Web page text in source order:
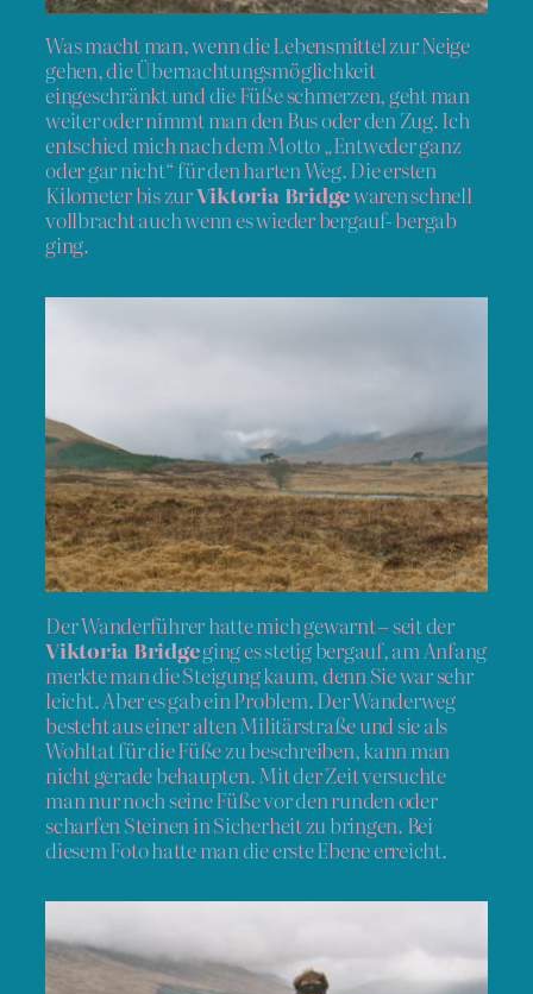
Was macht man, wenn die Lebensmittel zur Neige
gehen, die Übernachtungsmöglichkeit
eingeschränkt und die Füße schmerzen, geht man
weiter oder nimmt man den Bus oder den Zug. Ich
entschied mich nach dem Motto „Entweder ganz
oder gar nicht“ für den harten Weg. Die ersten
Kilometer bis zurViktoria Bridgewaren schnell
vollbracht auch wenn es wieder bergauf- bergab
ging.
Der Wanderführer hatte mich gewarnt – seit der
Viktoria Bridgeging es stetig bergauf, am Anfang
merkte man die Steigung kaum, denn Sie war sehr
leicht. Aber es gab ein Problem. Der Wanderweg
besteht aus einer alten Militärstraße und sie als
Wohltat für die Füße zu beschreiben, kann man
nicht gerade behaupten. Mit der Zeit versuchte
man nur noch seine Füße vor den runden oder
scharfen Steinen in Sicherheit zu bringen. Bei
diesem Foto hatte man die erste Ebene erreicht.